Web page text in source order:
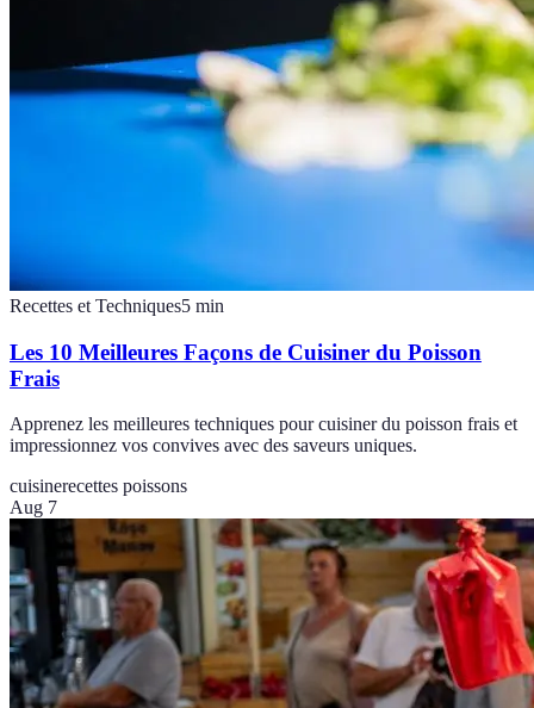
Recettes et Techniques5 min
Les 10 Meilleures Façons de Cuisiner du Poisson
Frais
Apprenez les meilleures techniques pour cuisiner du poisson frais et
impressionnez vos convives avec des saveurs uniques.
cuisinerecettes poissons
Aug 7